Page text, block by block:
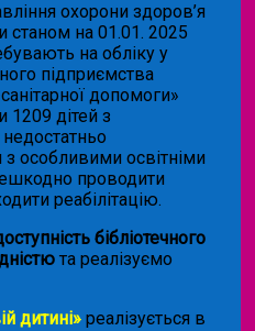
охорони здоров’я
станом на 01.01. 2025
на обліку у
підприємства
допомоги»
1209 дітей з
недостатньо
з особливими освітніми
проводити
реабілітацію.
бібліотечного
та реалізуємо
дитині» реалізується в